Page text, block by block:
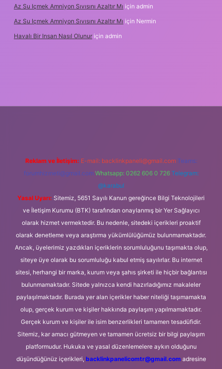
Az Su Içmek Amniyon Sıvısını Azaltır Mı için admin
Az Su Içmek Amniyon Sıvısını Azaltır Mı için Nermin
Havalı Bir Insan Nasıl Olunur için admin
Reklam ve İletişim: E-mail: backlinkpaneli@gmail.com Teams:
forumhizmeti@gmail.com Whatsapp: 0262 606 0 726 Telegram:
@karabul
Yasal Uyarı: Sitemiz, 5651 Sayılı Kanun gereğince Bilgi Teknolojileri
ve İletişim Kurumu (BTK) tarafından onaylanmış bir Yer Sağlayıcı
olarak hizmet vermektedir. Bu nedenle, sitedeki içerikleri proaktif
olarak denetleme veya araştırma yükümlülüğümüz bulunmamaktadır.
Ancak, üyelerimiz yazdıkları içeriklerin sorumluluğunu taşımakta olup,
siteye üye olarak bu sorumluluğu kabul etmiş sayılırlar. Bu internet
sitesi, herhangi bir marka, kurum veya şahıs şirketi ile hiçbir bağlantısı
bulunmamaktadır. Sitede yalnızca kendi hazırladığımız makaleler
paylaşılmaktadır. Burada yer alan içerikler haber niteliği taşımamakta
olup, gerçek kurum ve kişiler hakkında paylaşım yapılmamaktadır.
Gerçek kurum ve kişiler ile isim benzerlikleri tamamen tesadüfidir.
Sitemiz, kar amacı gütmeyen ve tamamen ücretsiz bir bilgi paylaşım
platformudur. Hukuka ve yasal düzenlemelere aykırı olduğunu
düşündüğünüz içerikleri, backlinkpanelicomtr@gmail.comadresine